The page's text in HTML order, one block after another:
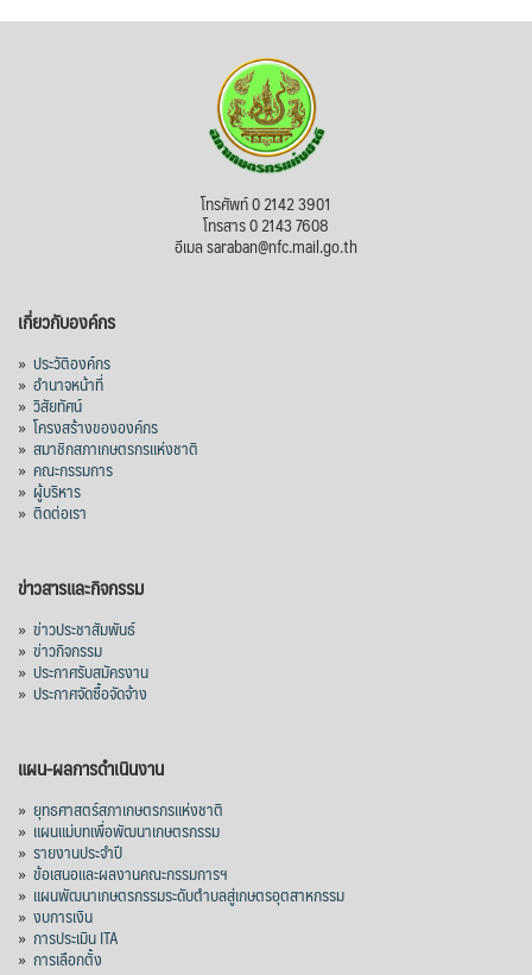
โทรศัพท์ 0 2142 3901
โทรสาร 0 2143 7608
อีเมล saraban@nfc.mail.go.th
เกี่ยวกับองค์กร
» ประวัติองค์กร
» อำนาจหน้าที่
» วิสัยทัศน์
» โครงสร้างขององค์กร
» สมาชิกสภาเกษตรกรแห่งชาติ
» คณะกรรมการ
» ผู้บริหาร
» ติดต่อเรา
ข่าวสารและกิจกรรม
» ข่าวประชาสัมพันธ์
» ข่าวกิจกรรม
» ประกาศรับสมัครงาน
» ประกาศจัดซื้อจัดจ้าง
แผน-ผลการดำเนินงาน
» ยุทธศาสตร์สภาเกษตรกรแห่งชาติ
» แผนแม่บทเพื่อพัฒนาเกษตรกรรม
» รายงานประจำปี
» ข้อเสนอและผลงานคณะกรรมการฯ
» แผนพัฒนาเกษตรกรรมระดับตำบลสู่เกษตรอุตสาหกรรม
» งบการเงิน
» การประเมิน ITA
» การเลือกตั้ง